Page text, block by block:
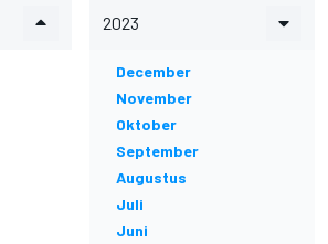
2023
December
November
Oktober
September
Augustus
Juli
Juni